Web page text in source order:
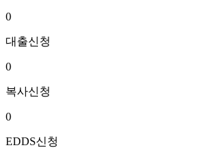
0
대출신청
0
복사신청
0
EDDS신청